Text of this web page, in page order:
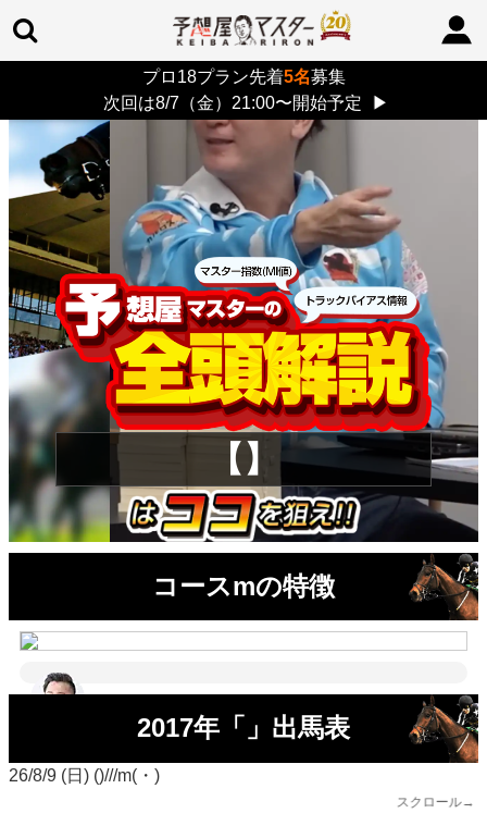
プロ18プラン先着5名募集
次回は8/7（金）21:00〜開始予定
▶
> 26/8/9 (日)
【】
コースmの特徴
2017年「」出馬表
26/8/9 (日) ()///m(・)
スクロール→